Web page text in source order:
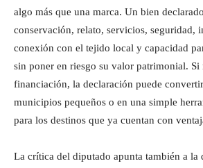
algo más que una marca. Un bien
conservación, relato, servicios, seguridad,
conexión con el tejido local y capacidad
sin poner en riesgo su valor patrimonial. Si
financiación, la declaración puede
municipios pequeños o en una simple
para los destinos que ya cuentan con
La crítica del diputado apunta también a la